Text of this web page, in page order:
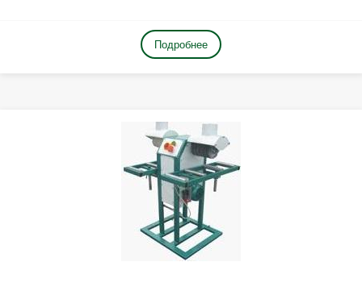
Подробнее